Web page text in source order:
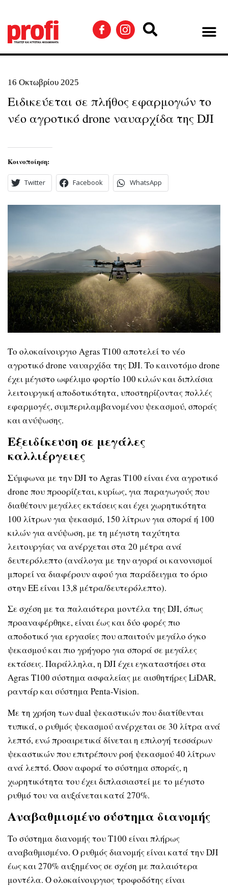
16 Οκτωβρίου 2025
Ειδικεύεται σε πλήθος εφαρμογών το
νέο αγροτικό drone ναυαρχίδα της DJI
Κοινοποίηση:
Twitter Facebook WhatsApp
Το ολοκαίνουργιο Agras T100 αποτελεί το νέο
αγροτικό drone ναυαρχίδα της DJI. Το καινοτόμο drone
έχει μέγιστο ωφέλιμο φορτίο 100 κιλών και διπλάσια
λειτουργική αποδοτικότητα, υποστηρίζοντας πολλές
εφαρμογές, συμπεριλαμβανομένου ψεκασμού, σποράς
και ανύψωσης.
Εξειδίκευση σε μεγάλες
καλλιέργειες
Σύμφωνα με την DJI το Agras T100 είναι ένα αγροτικό
drone που προορίζεται, κυρίως, για παραγωγούς που
διαθέτουν μεγάλες εκτάσεις και έχει χωρητικότητα
100 λίτρων για ψεκασμό, 150 λίτρων για σπορά ή 100
κιλών για ανύψωση, με τη μέγιστη ταχύτητα
λειτουργίας να ανέρχεται στα 20 μέτρα ανά
δευτερόλεπτο (ανάλογα με την αγορά οι κανονισμοί
μπορεί να διαφέρουν αφού για παράδειγμα το όριο
στην ΕΕ είναι 13,8 μέτρα/δευτερόλεπτο).
Σε σχέση με τα παλαιότερα μοντέλα της DJI, όπως
προαναφέρθηκε, είναι έως και δύο φορές πιο
αποδοτικό για εργασίες που απαιτούν μεγάλο όγκο
ψεκασμού και πιο γρήγορο για σπορά σε μεγάλες
εκτάσεις. Παράλληλα, η DJI έχει εγκαταστήσει στα
Agras T100 σύστημα ασφαλείας με αισθητήρες LiDAR,
ραντάρ και σύστημα Penta-Vision.
Με τη χρήση των dual ψεκαστικών που διατίθενται
τυπικά, ο ρυθμός ψεκασμού ανέρχεται σε 30 λίτρα ανά
λεπτό, ενώ προαιρετικά δίνεται η επιλογή τεσσάρων
ψεκαστικών που επιτρέπουν ροή ψεκασμού 40 λίτρων
ανά λεπτό. Όσον αφορά το σύστημα σποράς, η
χωρητικότητα του έχει διπλασιαστεί με το μέγιστο
ρυθμό του να αυξάνεται κατά 270%.
Αναβαθμισμένο σύστημα διανομής
Το σύστημα διανομής του T100 είναι πλήρως
αναβαθμισμένο. Ο ρυθμός διανομής είναι κατά την DJI
έως και 270% αυξημένος σε σχέση με παλαιότερα
μοντέλα. Ο ολοκαίνουργιος τροφοδότης είναι